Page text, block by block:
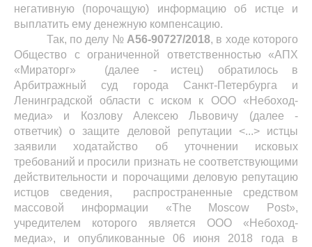
негативную (порочащую) информацию об истце и
выплатить ему денежную компенсацию.
Так, по делу № А56-90727/2018, в ходе которого
Общество с ограниченной ответственностью «АПХ
«Мираторг» (далее - истец) обратилось в
Арбитражный суд города Санкт-Петербурга и
Ленинградской области с иском к ООО «Небоход-
медиа» и Козлову Алексею Львовичу (далее -
ответчик) о защите деловой репутации <...> истцы
заявили ходатайство об уточнении исковых
требований и просили признать не соответствующими
действительности и порочащими деловую репутацию
истцов сведения, распространенные средством
массовой информации «The Moscow Post»,
учредителем которого является ООО «Небоход-
медиа», и опубликованные 06 июня 2018 года в